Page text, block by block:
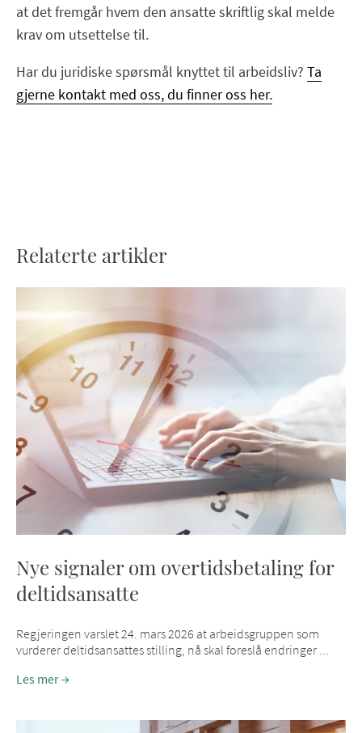
at det fremgår hvem den ansatte skriftlig skal melde
krav om utsettelse til.
Har du juridiske spørsmål knyttet til arbeidsliv? Ta
gjerne kontakt med oss, du finner oss her.
Relaterte artikler
Nye signaler om overtidsbetaling for
deltidsansatte
Regjeringen varslet 24. mars 2026 at arbeidsgruppen som
vurderer deltidsansattes stilling, nå skal foreslå endringer ...
Les mer